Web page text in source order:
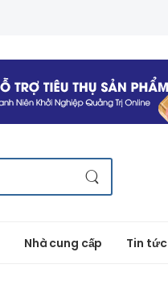
Nhà cung cấp Tin tức